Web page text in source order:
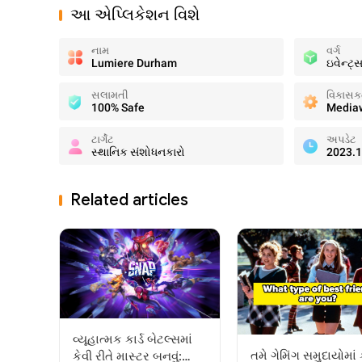
આ એપ્લિકેશન વિશે
નામ
Lumiere Durham
વર્ગ
ઇવેન્ટ્સ
સલામતી
100% Safe
ટાર્ગેટ
સ્થાનિક સંશોધનકારો
અપડેટ
Related articles
વ્યૂહાત્મક કાર્ડ બેટલ્સમાં
કેવી રીતે માસ્ટર બનવું:
તમે ગેમિંગ સમુદાયોમાં